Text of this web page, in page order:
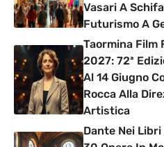
Vasari A
Futurismo A
Taormina Film
2027: 72ª
Al 14 Giugno
Rocca Alla
Artistica
Dante Nei Libri